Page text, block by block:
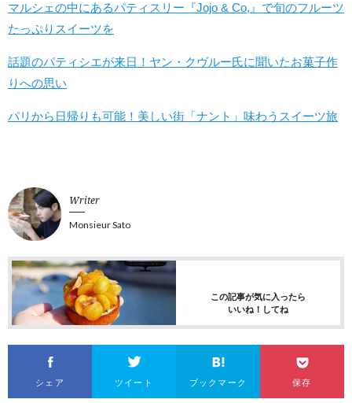
マルシェの中にあるパティスリー『Jojo & Co,』で旬のフルーツ
たっぷりスイーツを
話題のパティシエが来日！ヤン・クヴルー氏に聞いたお菓子作
りへの思い
パリから日帰りも可能！美しい街「ナント」味わうスイーツ旅
Writer
Monsieur Sato
この記事が気に入ったら
いいね！してね
シェア ツイート ブックマーク 保存